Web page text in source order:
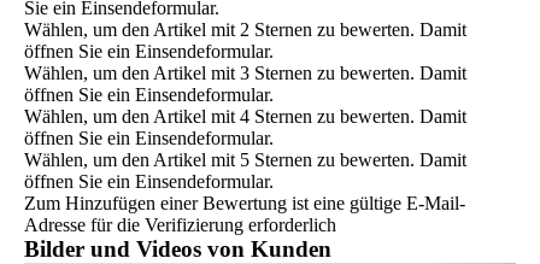
Sie ein Einsendeformular.
Wählen, um den Artikel mit 2 Sternen zu bewerten. Damit
öffnen Sie ein Einsendeformular.
Wählen, um den Artikel mit 3 Sternen zu bewerten. Damit
öffnen Sie ein Einsendeformular.
Wählen, um den Artikel mit 4 Sternen zu bewerten. Damit
öffnen Sie ein Einsendeformular.
Wählen, um den Artikel mit 5 Sternen zu bewerten. Damit
öffnen Sie ein Einsendeformular.
Zum Hinzufügen einer Bewertung ist eine gültige E-Mail-
Adresse für die Verifizierung erforderlich
Bilder und Videos von Kunden